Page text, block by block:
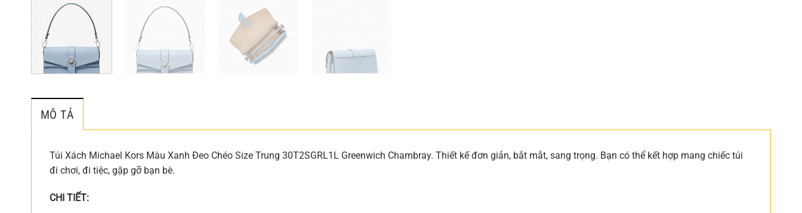
MÔ TẢ
Túi Xách Michael Kors Màu Xanh Đeo Chéo Size Trung 30T2SGRL1L Greenwich Chambray. Thiết kế đơn giản, bắt mắt, sang trọng. Bạn có thể kết hợp mang chiếc túi
đi chơi, đi tiệc, gặp gỡ bạn bè.
CHI TIẾT: